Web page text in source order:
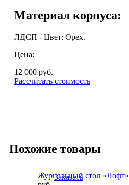
Материал корпуса:
ЛДСП - Цвет: Орех.
Цена:
12 000 руб.
Рассчитать стоимость
Похожие товары
Журнальный стол «Лофт»
Заказать